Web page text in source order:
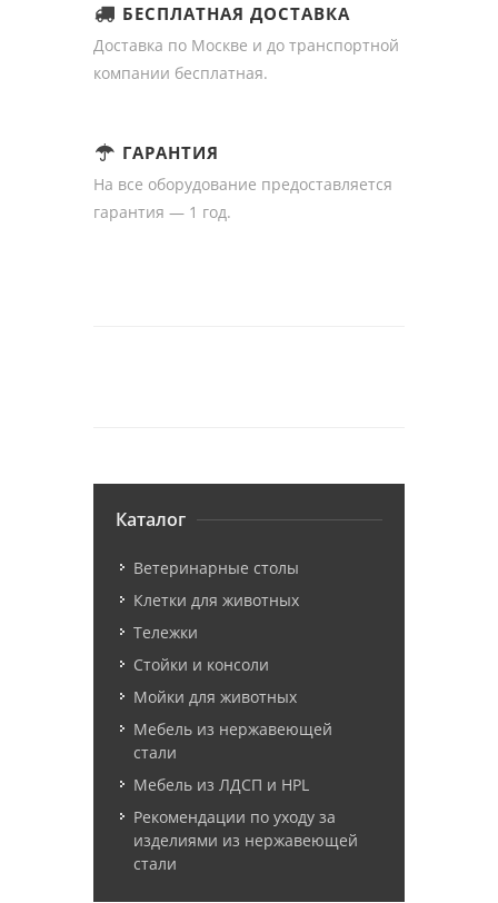
БЕСПЛАТНАЯ ДОСТАВКА
Доставка по Москве и до транспортной
компании бесплатная.
ГАРАНТИЯ
На все оборудование предоставляется
гарантия — 1 год.
Каталог
Ветеринарные столы
Клетки для животных
Тележки
Стойки и консоли
Мойки для животных
Мебель из нержавеющей
стали
Мебель из ЛДСП и HPL
Рекомендации по уходу за
изделиями из нержавеющей
стали